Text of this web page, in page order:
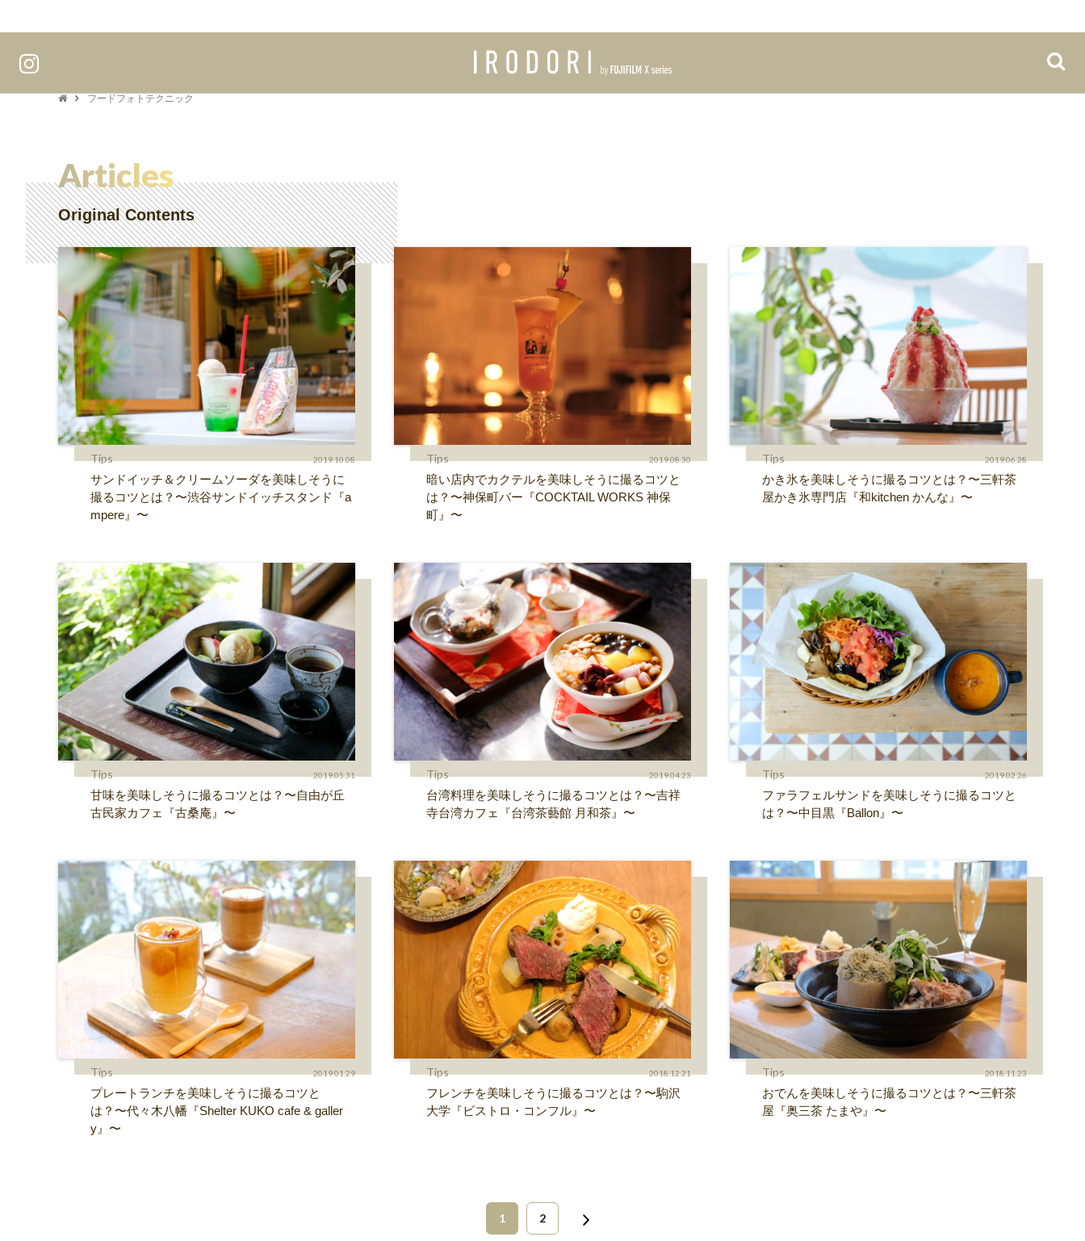
フードフォトテクニック
Articles
Original Contents
Tips 2019.10.08
サンドイッチ＆クリームソーダを美味しそうに
撮るコツとは？〜渋谷サンドイッチスタンド『a
mpere』〜
Tips 2019.08.30
暗い店内でカクテルを美味しそうに撮るコツと
は？〜神保町バー『COCKTAIL WORKS 神保
町』〜
Tips 2019.06.28
かき氷を美味しそうに撮るコツとは？〜三軒茶
屋かき氷専門店『和kitchen かんな』〜
Tips 2019.05.31
甘味を美味しそうに撮るコツとは？〜自由が丘
古民家カフェ『古桑庵』〜
Tips 2019.04.23
台湾料理を美味しそうに撮るコツとは？〜吉祥
寺台湾カフェ『台湾茶藝館 月和茶』〜
Tips 2019.02.26
ファラフェルサンドを美味しそうに撮るコツと
は？〜中目黒『Ballon』〜
Tips 2019.01.29
プレートランチを美味しそうに撮るコツと
は？〜代々木八幡『Shelter KUKO cafe & galler
y』〜
Tips 2018.12.21
フレンチを美味しそうに撮るコツとは？〜駒沢
大学『ビストロ・コンフル』〜
Tips 2018.11.23
おでんを美味しそうに撮るコツとは？〜三軒茶
屋『奥三茶 たまや』〜
1 2